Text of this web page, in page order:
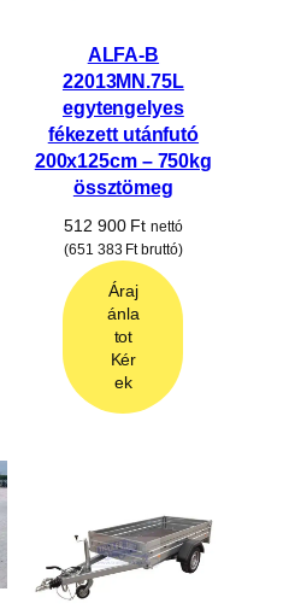
ALFA-B
22013MN.75L
egytengelyes
fékezett utánfutó
200x125cm – 750kg
össztömeg
512 900 Ft nettó
(651 383 Ftbruttó)
Áraj
ánla
tot
Kér
ek